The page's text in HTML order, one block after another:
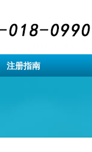
注册指南